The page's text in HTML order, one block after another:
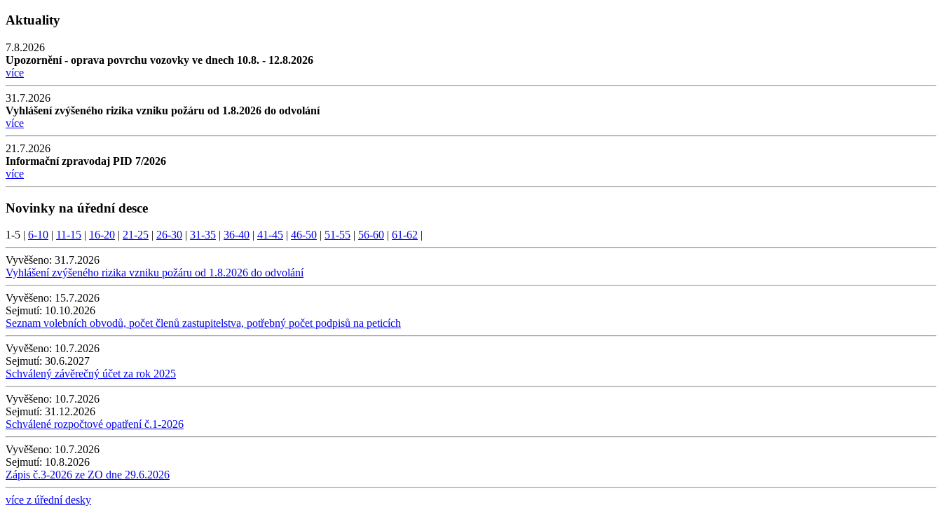
Aktuality
7.8.2026
Upozornění - oprava povrchu vozovky ve dnech 10.8. - 12.8.2026
více
31.7.2026
Vyhlášení zvýšeného rizika vzniku požáru od 1.8.2026 do odvolání
více
21.7.2026
Informační zpravodaj PID 7/2026
více
Novinky na úřední desce
1-5 6-10 11-15 16-20 21-25 26-30 31-35 36-40 41-45 46-50 51-55 56-60 61-62
Vyvěšeno: 31.7.2026
Vyhlášení zvýšeného rizika vzniku požáru od 1.8.2026 do odvolání
Vyvěšeno: 15.7.2026
Sejmutí: 10.10.2026
Seznam volebních obvodů, počet členů zastupitelstva, potřebný počet podpisů na peticích
Vyvěšeno: 10.7.2026
Sejmutí: 30.6.2027
Schválený závěrečný účet za rok 2025
Vyvěšeno: 10.7.2026
Sejmutí: 31.12.2026
Schválené rozpočtové opatření č.1-2026
Vyvěšeno: 10.7.2026
Sejmutí: 10.8.2026
Zápis č.3-2026 ze ZO dne 29.6.2026
více z úřední desky